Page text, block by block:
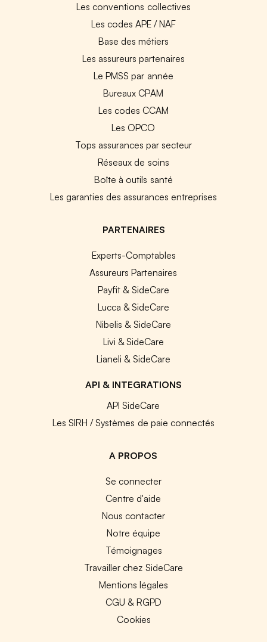
Les conventions collectives
Les codes APE / NAF
Base des métiers
Les assureurs partenaires
Le PMSS par année
Bureaux CPAM
Les codes CCAM
Les OPCO
Tops assurances par secteur
Réseaux de soins
Boîte à outils santé
Les garanties des assurances entreprises
PARTENAIRES
Experts-Comptables
Assureurs Partenaires
Payfit & SideCare
Lucca & SideCare
Nibelis & SideCare
Livi & SideCare
Lianeli & SideCare
API & INTEGRATIONS
API SideCare
Les SIRH / Systèmes de paie connectés
A PROPOS
Se connecter
Centre d'aide
Nous contacter
Notre équipe
Témoignages
Travailler chez SideCare
Mentions légales
CGU & RGPD
Cookies